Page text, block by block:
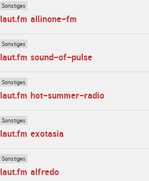
Sonstiges
laut.fm allinone-fm
Sonstiges
laut.fm sound-of-pulse
Sonstiges
laut.fm hot-summer-radio
Sonstiges
laut.fm exotasia
Sonstiges
laut.fm alfredo